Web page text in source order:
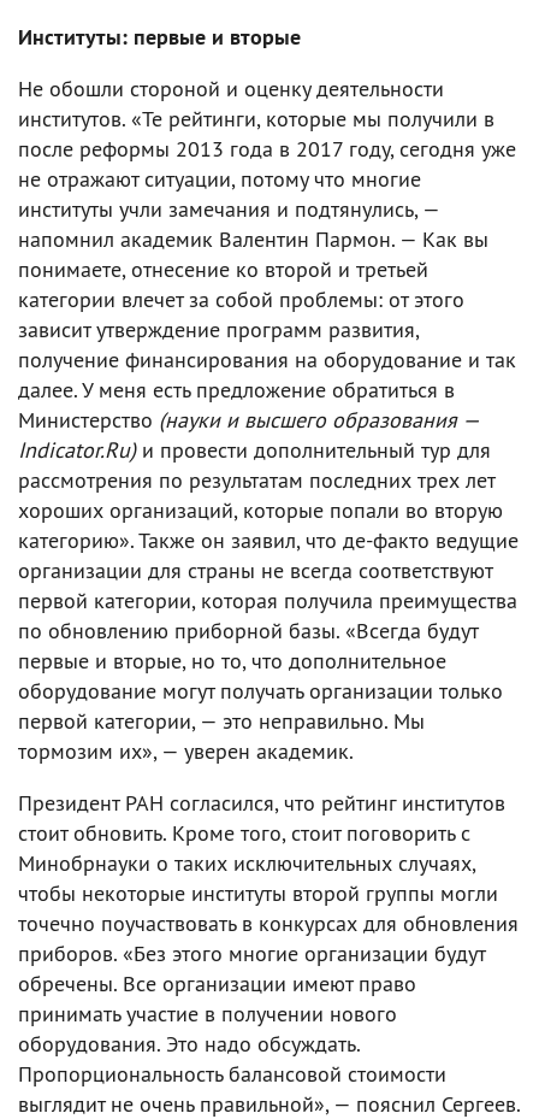
Институты: первые и вторые
Не обошли стороной и оценку деятельности
институтов. «Те рейтинги, которые мы получили в
после реформы 2013 года в 2017 году, сегодня уже
не отражают ситуации, потому что многие
институты учли замечания и подтянулись, —
напомнил академик Валентин Пармон. — Как вы
понимаете, отнесение ко второй и третьей
категории влечет за собой проблемы: от этого
зависит утверждение программ развития,
получение финансирования на оборудование и так
далее. У меня есть предложение обратиться в
Министерство (науки и высшего образования —
Indicator.Ru)и провести дополнительный тур для
рассмотрения по результатам последних трех лет
хороших организаций, которые попали во вторую
категорию». Также он заявил, что де-факто ведущие
организации для страны не всегда соответствуют
первой категории, которая получила преимущества
по обновлению приборной базы. «Всегда будут
первые и вторые, но то, что дополнительное
оборудование могут получать организации только
первой категории, — это неправильно. Мы
тормозим их», — уверен академик.
Президент РАН согласился, что рейтинг институтов
стоит обновить. Кроме того, стоит поговорить с
Минобрнауки о таких исключительных случаях,
чтобы некоторые институты второй группы могли
точечно поучаствовать в конкурсах для обновления
приборов. «Без этого многие организации будут
обречены. Все организации имеют право
принимать участие в получении нового
оборудования. Это надо обсуждать.
Пропорциональность балансовой стоимости
выглядит не очень правильной», — пояснил Сергеев.